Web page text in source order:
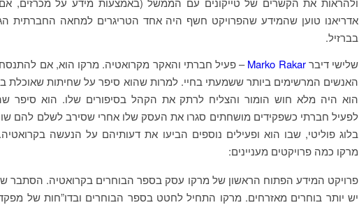
אדריאנו טוען שהמידע שהפרויקט חשף היה אחד הטריגרים למחאה החברתית
בברזיל.
שלישי דיברMarko Rakar– פעיל חברתי והאקר מקרואטיה. מרקו הוא, אם
האנשים המרשימים ביותר ששמעתי בחיי. למרות שהוא סיפר על שחיתות שאוכלת
הוא היה מלא חוש הומור והצליח לרתק את הקהל בסיפורים שלו. הוא סיפר
לפעיל חברתי כשפקידים מושחתים סגרו את העסק שלו אחרי שסירב לשלם להם
בלוג פוליטי, שבו הוא ופעילים נוספים הביעו את דעותיהם על הנעשה
מרקו כמה פרויקטים מעניינים:
פרויקט המידע הפתוח הראשון של מרקו עסק בספר הבוחרים בקרואטיה. הסתבר
יש יותר בוחרים מאזרחים. מרקו התחיל לחטט בספר הבוחרים ובדו”חות של מפקדי